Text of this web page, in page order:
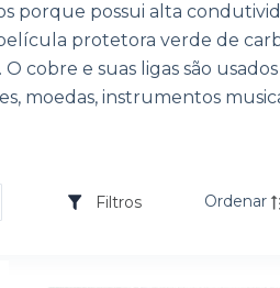
porque possui alta
protetora verde de
cobre e suas ligas são
moedas, instrumentos
visualização
Filtros Ordenar